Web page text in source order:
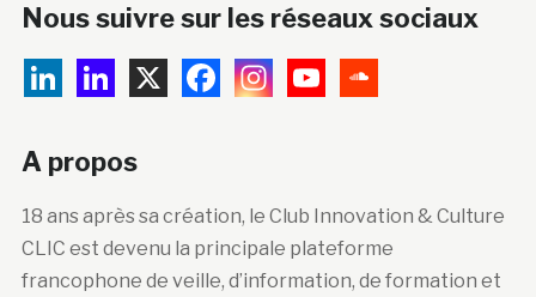
Nous suivre sur les réseaux sociaux
A propos
18 ans après sa création, le Club Innovation & Culture
CLIC est devenu la principale plateforme
francophone de veille, d’information, de formation et